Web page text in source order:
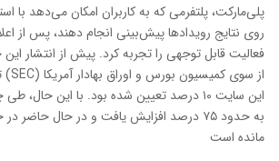
پلی‌مارکت، پلتفرمی که به کاربران امکان می‌دهد با
روی نتایج رویدادها پیش‌بینی انجام دهند، پس از
این سایت ۱۰ درصد تعیین شده بود. با این
مانده است